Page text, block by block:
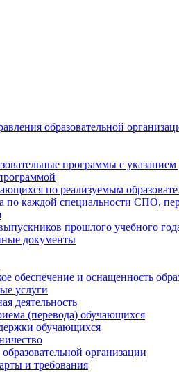
образовательной
программы с
по реализуемым
по каждой специальности СПО,
выпускников прошлого учебного
документы
обеспечение и оснащенность
услуги
деятельность
(перевода) обучающихся
обучающихся
организации
и требования